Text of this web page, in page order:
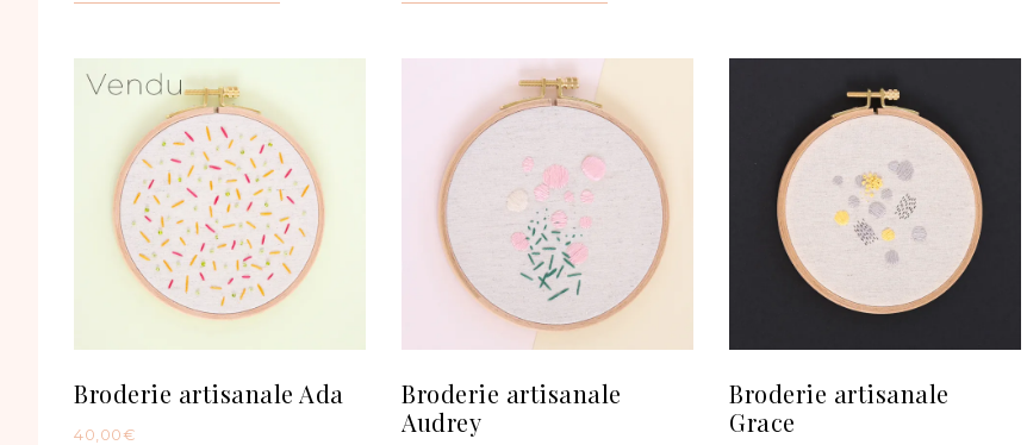
Broderie artisanale Ada
40,00 €
Broderie artisanale
Audrey
Broderie artisanale
Grace